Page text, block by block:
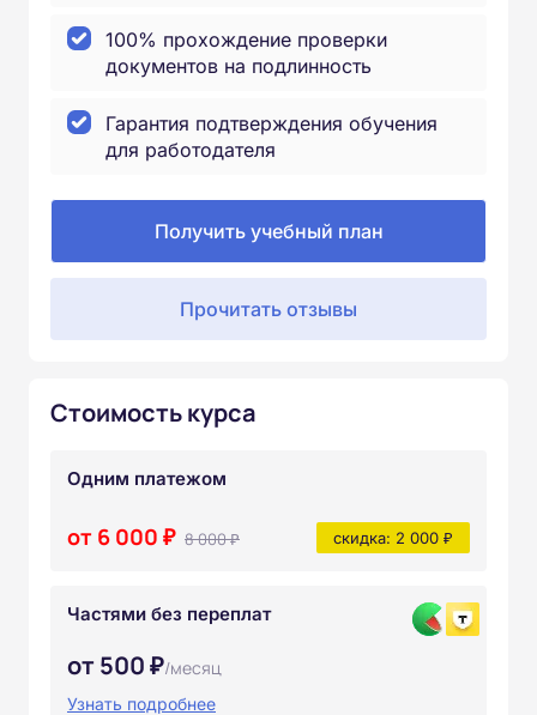
100% прохождение проверки
документов на подлинность
Гарантия подтверждения обучения
для работодателя
Получить учебный план
Прочитать отзывы
Стоимость курса
Одним платежом
от 6 000 ₽ 8 000 ₽ скидка: 2 000 ₽
Частями без переплат
от 500 ₽/месяц
Узнать подробнее